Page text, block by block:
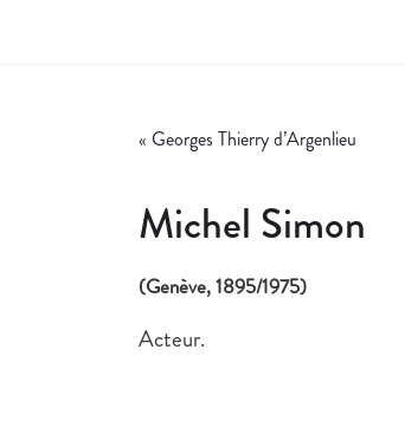
« Georges Thierry d’Argenlieu
Michel Simon
(Genève, 1895/1975)
Acteur.